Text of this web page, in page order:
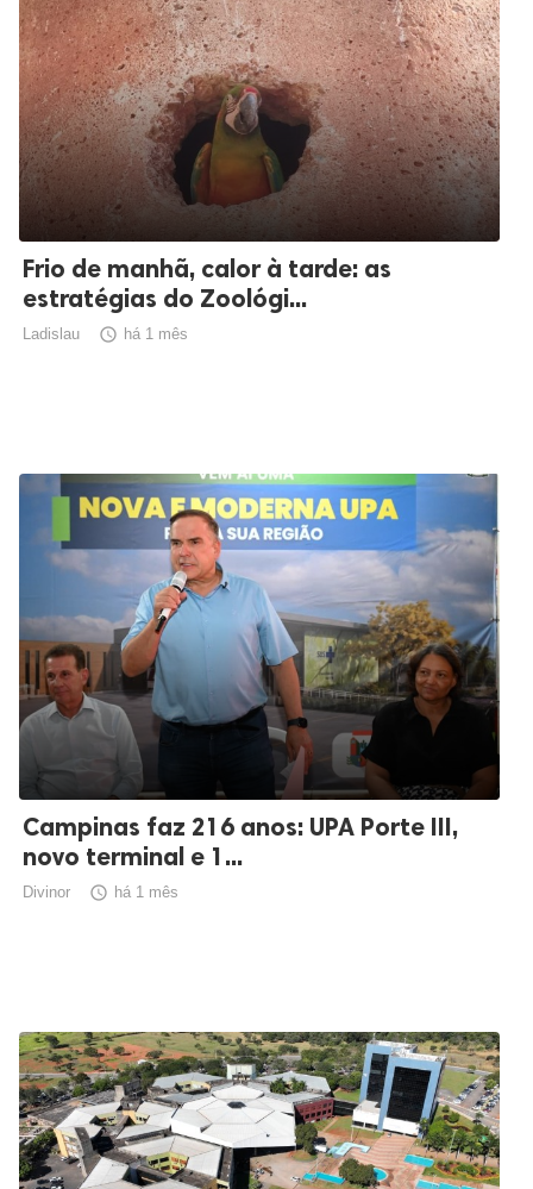
Frio de manhã, calor à tarde: as
estratégias do Zoológi...
Ladislau  há 1 mês
Campinas faz 216 anos: UPA Porte III,
novo terminal e 1...
Divinor  há 1 mês